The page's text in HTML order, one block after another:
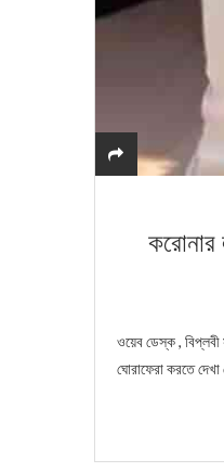
করোনার
ওয়েব ডেস্ক ,
ঘোরাফেরা করতে